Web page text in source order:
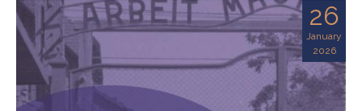
26
January
2026